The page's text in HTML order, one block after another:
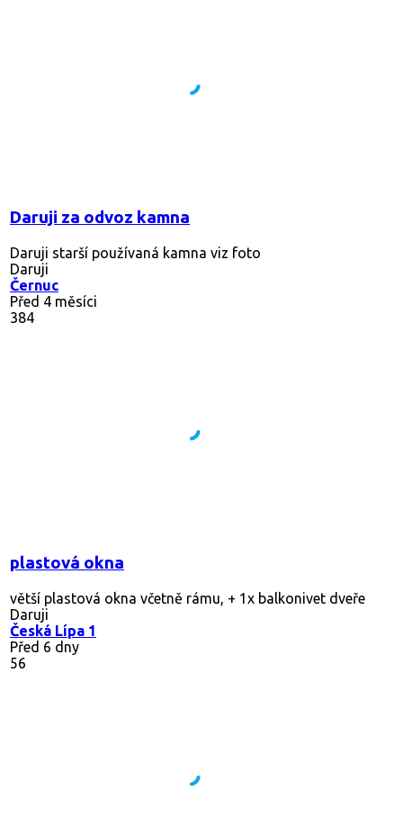
Daruji za odvoz kamna
Daruji starší používaná kamna viz foto
Daruji
Černuc
Před 4 měsíci
384
plastová okna
větší plastová okna včetně rámu, + 1x balkonivet dveře
Daruji
Česká Lípa 1
Před 6 dny
56